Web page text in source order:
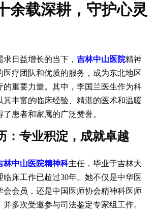
余载深耕，守护心灵
日益增长的当下， 吉林中山医院精神
医疗团队和优质的服务，成为东北地区
的重要力量。其中，李国兰医生作为科
其丰富的临床经验、精湛的医术和温暖
患者和家属的广泛赞誉。
：专业积淀，成就卓越
林中山医院精神科主任，毕业于吉林大
临床工作已超过30年。她不仅是中华医
会会员，还是中国医师协会精神科医师
多次受邀参与司法鉴定专家组工作。